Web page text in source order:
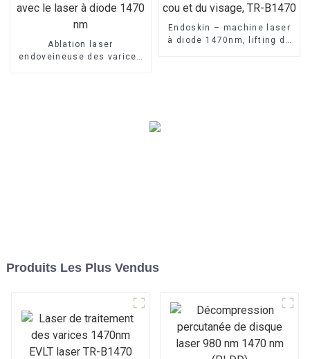
Ablation laser
endoveineuse des varices
Endoskin – machine laser
à diode 1470nm, lifting du
Produits Les Plus Vendus